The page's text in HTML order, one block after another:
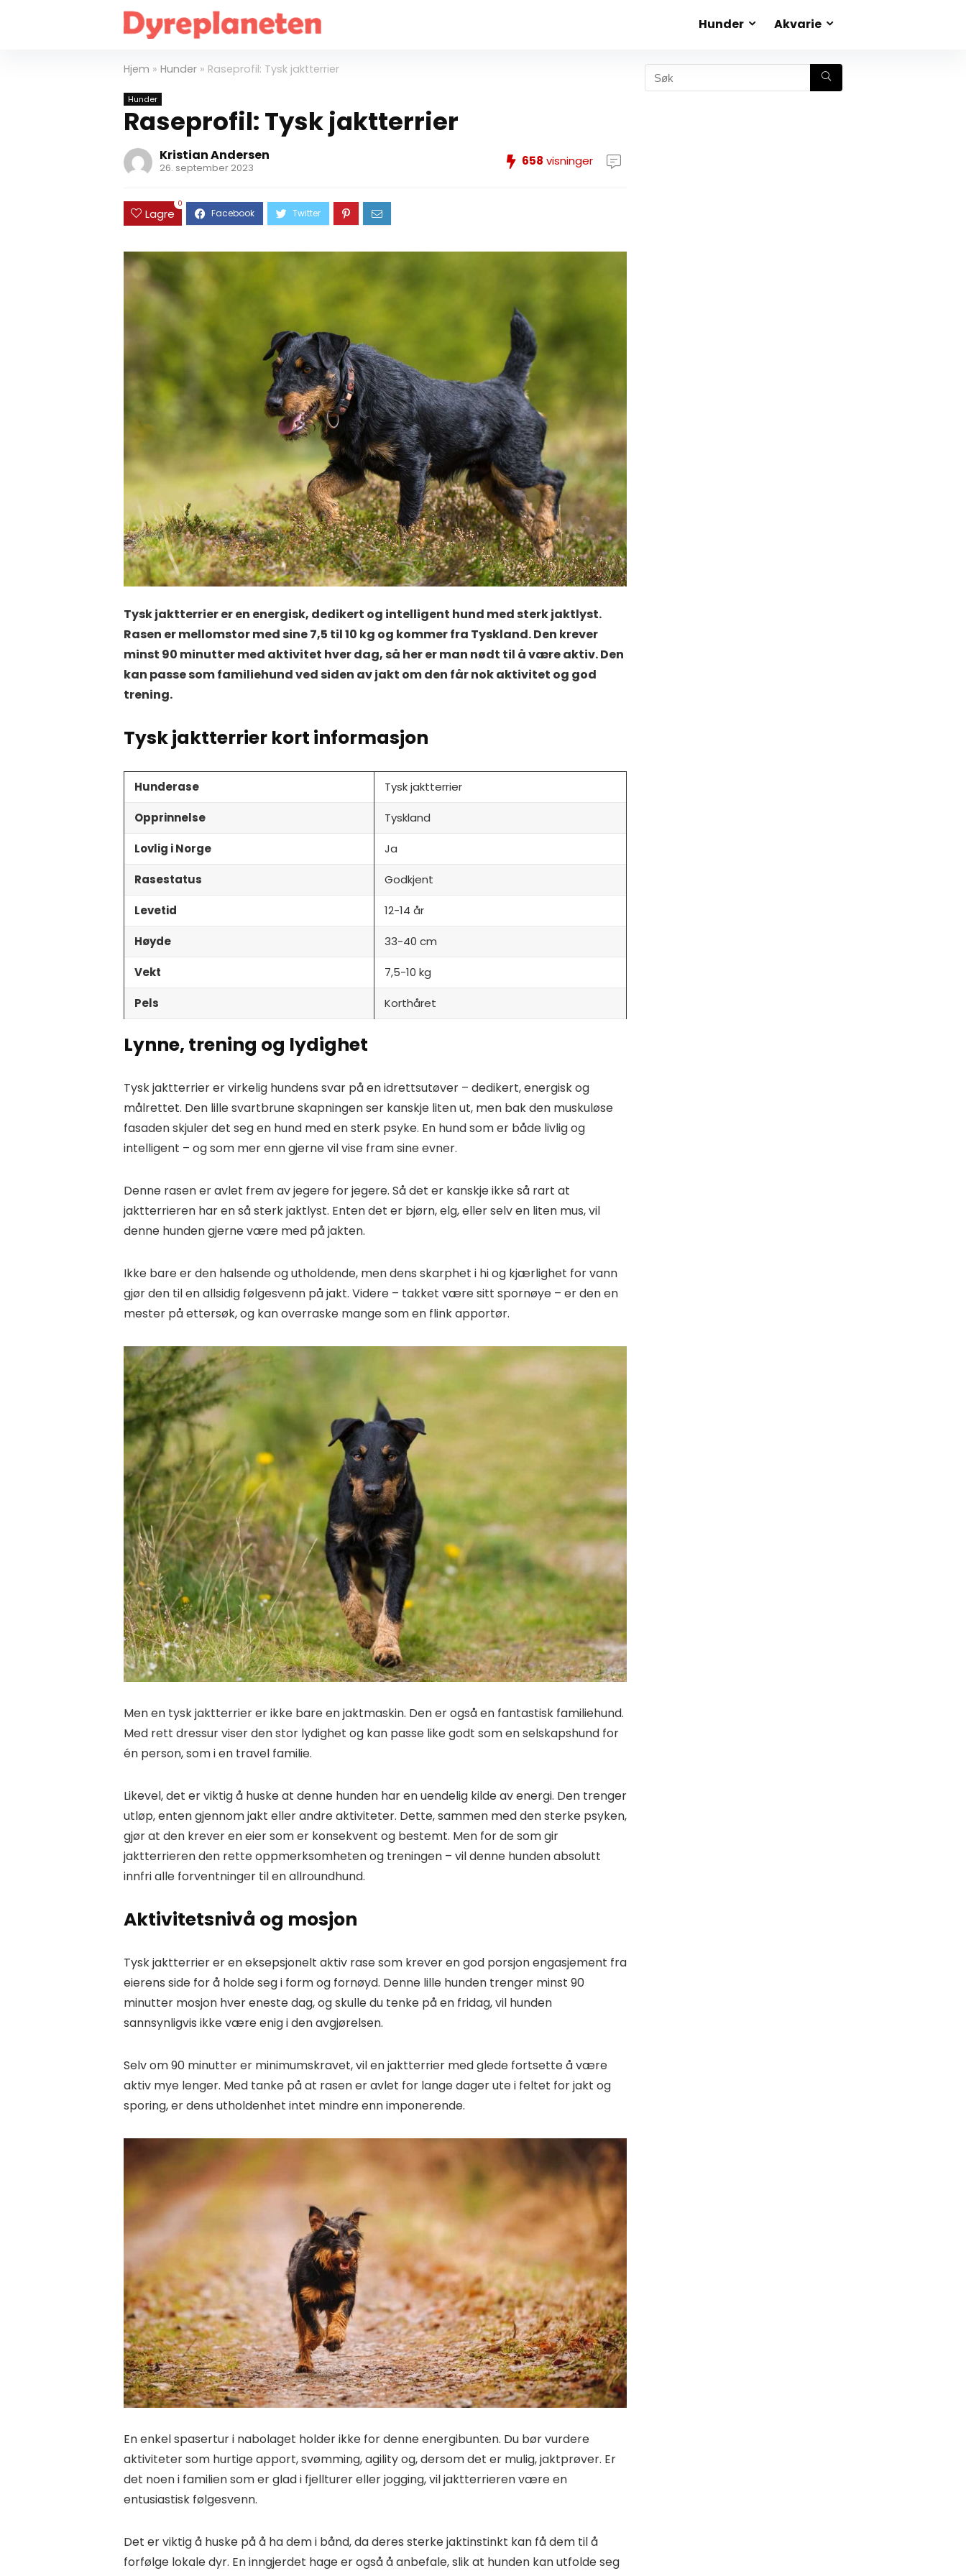
Hunder Akvarie
Hjem » Hunder » Raseprofil: Tysk jaktterrier
Hunder
Raseprofil: Tysk jaktterrier
Kristian Andersen
26. september 2023 658 visninger
Lagre
0
Tysk jaktterrier er en energisk, dedikert og intelligent hund med sterk jaktlyst.
Rasen er mellomstor med sine 7,5 til 10 kg og kommer fra Tyskland. Den krever
minst 90 minutter med aktivitet hver dag, så her er man nødt til å være aktiv. Den
kan passe som familiehund ved siden av jakt om den får nok aktivitet og god
trening.
Tysk jaktterrier kort informasjon
Hunderase Tysk jaktterrier
Opprinnelse Tyskland
Lovlig i Norge Ja
Rasestatus Godkjent
Levetid 12-14 år
Høyde 33-40 cm
Vekt 7,5-10 kg
Pels Korthåret
Lynne, trening og lydighet
Tysk jaktterrier er virkelig hundens svar på en idrettsutøver – dedikert, energisk og
målrettet. Den lille svartbrune skapningen ser kanskje liten ut, men bak den muskuløse
fasaden skjuler det seg en hund med en sterk psyke. En hund som er både livlig og
intelligent – og som mer enn gjerne vil vise fram sine evner.
Denne rasen er avlet frem av jegere for jegere. Så det er kanskje ikke så rart at
jaktterrieren har en så sterk jaktlyst. Enten det er bjørn, elg, eller selv en liten mus, vil
denne hunden gjerne være med på jakten.
Ikke bare er den halsende og utholdende, men dens skarphet i hi og kjærlighet for vann
gjør den til en allsidig følgesvenn på jakt. Videre – takket være sitt spornøye – er den en
mester på ettersøk, og kan overraske mange som en flink apportør.
Men en tysk jaktterrier er ikke bare en jaktmaskin. Den er også en fantastisk familiehund.
Med rett dressur viser den stor lydighet og kan passe like godt som en selskapshund for
én person, som i en travel familie.
Likevel, det er viktig å huske at denne hunden har en uendelig kilde av energi. Den trenger
utløp, enten gjennom jakt eller andre aktiviteter. Dette, sammen med den sterke psyken,
gjør at den krever en eier som er konsekvent og bestemt. Men for de som gir
jaktterrieren den rette oppmerksomheten og treningen – vil denne hunden absolutt
innfri alle forventninger til en allroundhund.
Aktivitetsnivå og mosjon
Tysk jaktterrier er en eksepsjonelt aktiv rase som krever en god porsjon engasjement fra
eierens side for å holde seg i form og fornøyd. Denne lille hunden trenger minst 90
minutter mosjon hver eneste dag, og skulle du tenke på en fridag, vil hunden
sannsynligvis ikke være enig i den avgjørelsen.
Selv om 90 minutter er minimumskravet, vil en jaktterrier med glede fortsette å være
aktiv mye lenger. Med tanke på at rasen er avlet for lange dager ute i feltet for jakt og
sporing, er dens utholdenhet intet mindre enn imponerende.
En enkel spasertur i nabolaget holder ikke for denne energibunten. Du bør vurdere
aktiviteter som hurtige apport, svømming, agility og, dersom det er mulig, jaktprøver. Er
det noen i familien som er glad i fjellturer eller jogging, vil jaktterrieren være en
entusiastisk følgesvenn.
Det er viktig å huske på å ha dem i bånd, da deres sterke jaktinstinkt kan få dem til å
forfølge lokale dyr. En inngjerdet hage er også å anbefale, slik at hunden kan utfolde seg